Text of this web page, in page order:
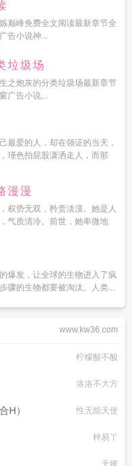
巅峰免费全文阅读最新章节全
告小说神...
垃圾场
之炮灰的分类垃圾场最新章节
广告小说...
最爱的人，却在领证的当天，
瑾色拍屁股潇洒走人，而那
漫漫
权势无双，矜贵淡漠。她是人
气质清冷。前世，她卑微地
爆发，让全球的生物进入了疯
骤的生物都要被淘汰。人类...
www.kw36.com
柠檬酸不酸
洛洛不大方
H） 性无能天使
梓易丫
无媛